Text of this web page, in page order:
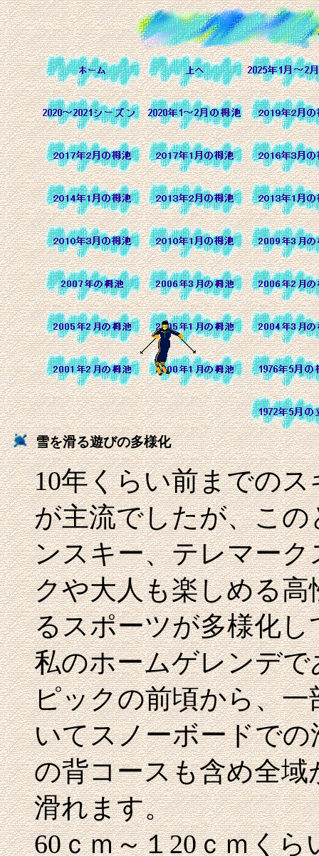
雪を滑る遊びの多様化
10年くらい前までの
が主流でしたが、こ
ンスキー、テレマー
クや大人も楽しめる
るスポーツが多様化
私のホームゲレンデ
ピックの前頃から、
いてスノーボードで
の背コースも含め全
滑れます。
60ｃｍ～１20ｃｍく